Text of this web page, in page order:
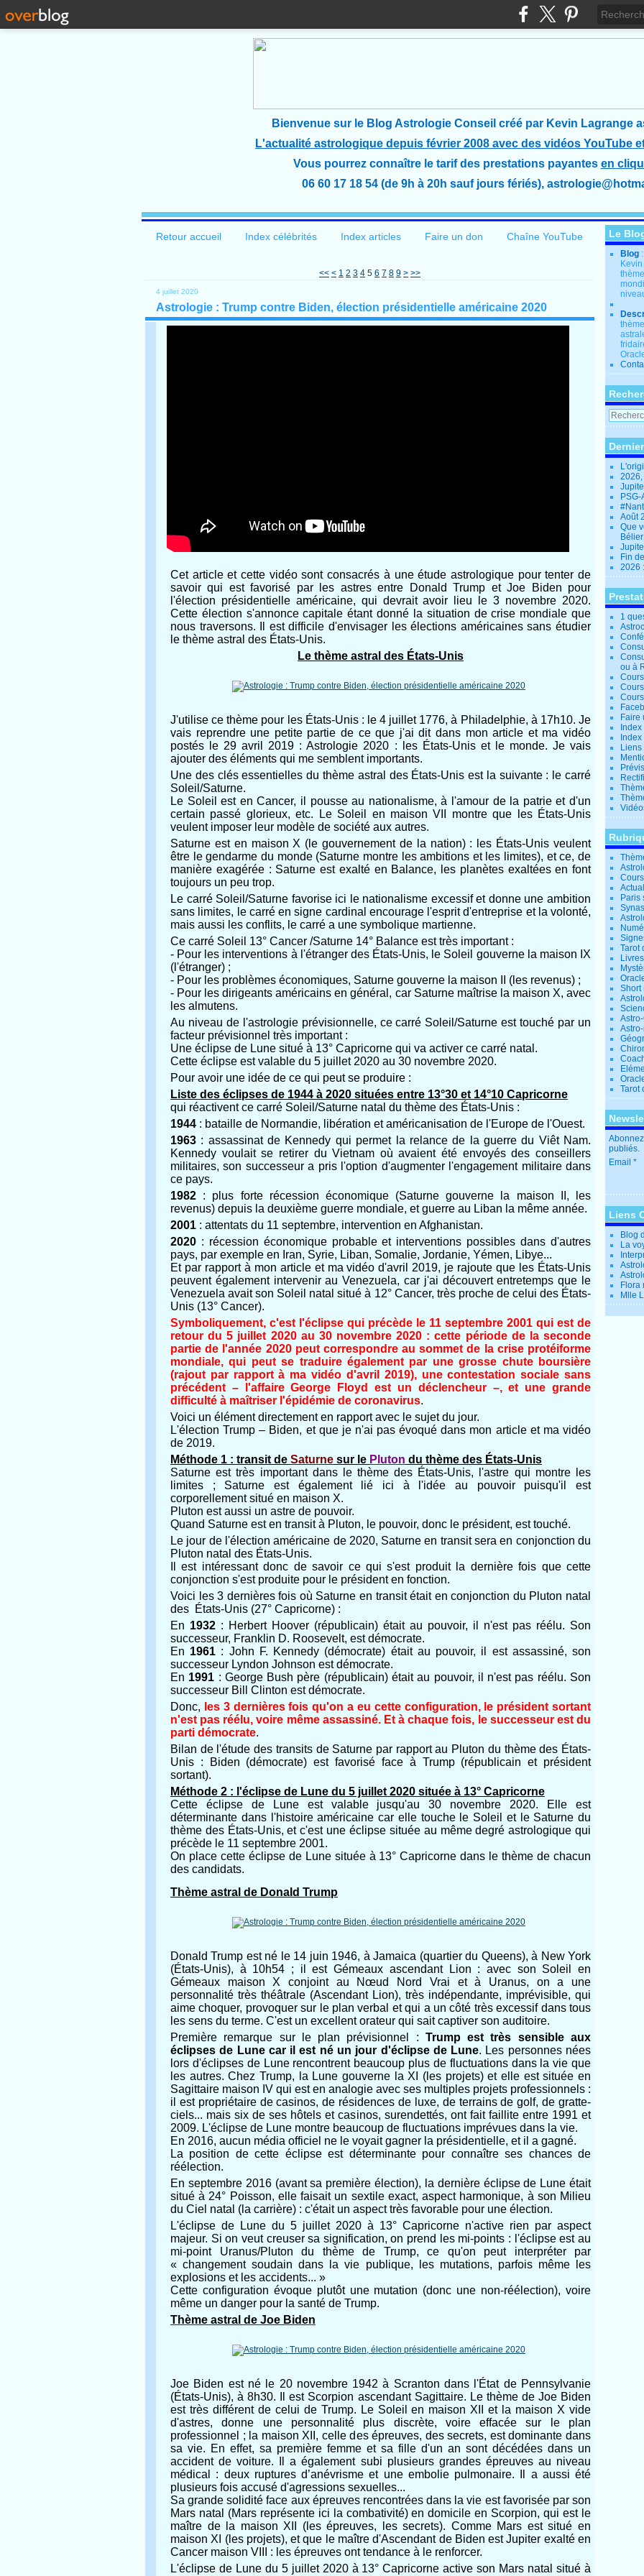
Bienvenue sur le Blog Astrologie Conseil créé par Kevin Lagrange
L'actualité astrologique depuis février 2008 avec des vidéos YouTube
Vous pourrez connaître le tarif des prestations payantes en
06 60 17 18 54 (de 9h à 20h sauf jours fériés),
Retour accueil Index célébrités Index articles Faire un don Chaîne YouTube
<< < 1 2 3 4 5 6 7 8 9 > >>
4 juillet 2020
Astrologie : Trump contre Biden, élection présidentielle américaine 2020
Cet article et cette vidéo sont consacrés à une étude astrologique pour tenter de
savoir qui est favorisé par les astres entre Donald Trump et Joe Biden pour
l'élection présidentielle américaine, qui devrait avoir lieu le 3 novembre 2020.
Cette élection s'annonce capitale étant donné la situation de crise mondiale que
nous traversons. Il est difficile d'envisager les élections américaines sans étudier
le thème astral des États-Unis.
Le thème astral des États-Unis
J'utilise ce thème pour les États-Unis : le 4 juillet 1776, à Philadelphie, à 17h10. Je
vais reprendre une petite partie de ce que j'ai dit dans mon article et ma vidéo
postés le 29 avril 2019 : Astrologie 2020 : les États-Unis et le monde. Je vais
ajouter des éléments qui me semblent importants.
Une des clés essentielles du thème astral des États-Unis est la suivante : le carré
Soleil/Saturne.
Le Soleil est en Cancer, il pousse au nationalisme, à l'amour de la patrie et d'un
certain passé glorieux, etc. Le Soleil en maison VII montre que les États-Unis
veulent imposer leur modèle de société aux autres.
Saturne est en maison X (le gouvernement de la nation) : les États-Unis veulent
être le gendarme du monde (Saturne montre les ambitions et les limites), et ce, de
manière exagérée : Saturne est exalté en Balance, les planètes exaltées en font
toujours un peu trop.
Le carré Soleil/Saturne favorise ici le nationalisme excessif et donne une ambition
sans limites, le carré en signe cardinal encourage l'esprit d'entreprise et la volonté,
mais aussi les conflits, le carré a une symbolique martienne.
Ce carré Soleil 13° Cancer /Saturne 14° Balance est très important :
- Pour les interventions à l'étranger des États-Unis, le Soleil gouverne la maison IX
(l'étranger) ;
- Pour les problèmes économiques, Saturne gouverne la maison II (les revenus) ;
- Pour les dirigeants américains en général, car Saturne maîtrise la maison X, avec
les almutens.
Au niveau de l'astrologie prévisionnelle, ce carré Soleil/Saturne est touché par un
facteur prévisionnel très important :
Une éclipse de Lune situé à 13° Capricorne qui va activer ce carré natal.
Cette éclipse est valable du 5 juillet 2020 au 30 novembre 2020.
Pour avoir une idée de ce qui peut se produire :
Liste des éclipses de 1944 à 2020 situées entre 13°30 et 14°10 Capricorne
qui réactivent ce carré Soleil/Saturne natal du thème des États-Unis :
1944 : bataille de Normandie, libération et américanisation de l'Europe de l'Ouest.
1963 : assassinat de Kennedy qui permet la relance de la guerre du Viêt Nam.
Kennedy voulait se retirer du Vietnam où avaient été envoyés des conseillers
militaires, son successeur a pris l'option d'augmenter l'engagement militaire dans
ce pays.
1982 : plus forte récession économique (Saturne gouverne la maison II, les
revenus) depuis la deuxième guerre mondiale, et guerre au Liban la même année.
2001 : attentats du 11 septembre, intervention en Afghanistan.
2020 : récession économique probable et interventions possibles dans d'autres
pays, par exemple en Iran, Syrie, Liban, Somalie, Jordanie, Yémen, Libye...
Et par rapport à mon article et ma vidéo d'avril 2019, je rajoute que les États-Unis
peuvent également intervenir au Venezuela, car j'ai découvert entretemps que le
Venezuela avait son Soleil natal situé à 12° Cancer, très proche de celui des États-
Unis (13° Cancer).
Symboliquement, c'est l'éclipse qui précède le 11 septembre 2001 qui est de
retour du 5 juillet 2020 au 30 novembre 2020 : cette période de la seconde
partie de l'année 2020 peut correspondre au sommet de la crise protéiforme
mondiale, qui peut se traduire également par une grosse chute boursière
(rajout par rapport à ma vidéo d'avril 2019), une contestation sociale sans
précédent – l'affaire George Floyd est un déclencheur –, et une grande
difficulté à maîtriser l'épidémie de coronavirus.
Voici un élément directement en rapport avec le sujet du jour.
L'élection Trump – Biden, et que je n'ai pas évoqué dans mon article et ma vidéo
de 2019.
Méthode 1 : transit de Saturne sur le Pluton du thème des États-Unis
Saturne est très important dans le thème des États-Unis, l'astre qui montre les
limites ; Saturne est également lié ici à l'idée au pouvoir puisqu'il est
corporellement situé en maison X.
Pluton est aussi un astre de pouvoir.
Quand Saturne est en transit à Pluton, le pouvoir, donc le président, est touché.
Le jour de l'élection américaine de 2020, Saturne en transit sera en conjonction du
Pluton natal des États-Unis.
Il est intéressant donc de savoir ce qui s'est produit la dernière fois que cette
conjonction s'est produite pour le président en fonction.
Voici les 3 dernières fois où Saturne en transit était en conjonction du Pluton natal
des États-Unis (27° Capricorne) :
En 1932 : Herbert Hoover (républicain) était au pouvoir, il n'est pas réélu. Son
successeur, Franklin D. Roosevelt, est démocrate.
En 1961 : John F. Kennedy (démocrate) était au pouvoir, il est assassiné, son
successeur Lyndon Johnson est démocrate.
En 1991 : George Bush père (républicain) était au pouvoir, il n'est pas réélu. Son
successeur Bill Clinton est démocrate.
Donc, les 3 dernières fois qu'on a eu cette configuration, le président sortant
n'est pas réélu, voire même assassiné. Et à chaque fois, le successeur est du
parti démocrate.
Bilan de l'étude des transits de Saturne par rapport au Pluton du thème des États-
Unis : Biden (démocrate) est favorisé face à Trump (républicain et président
sortant).
Méthode 2 : l'éclipse de Lune du 5 juillet 2020 située à 13° Capricorne
Cette éclipse de Lune est valable jusqu'au 30 novembre 2020. Elle est
déterminante dans l'histoire américaine car elle touche le Soleil et le Saturne du
thème des États-Unis, et c'est une éclipse située au même degré astrologique qui
précède le 11 septembre 2001.
On place cette éclipse de Lune située à 13° Capricorne dans le thème de chacun
des candidats.
Thème astral de Donald Trump
Donald Trump est né le 14 juin 1946, à Jamaica (quartier du Queens), à New York
(États-Unis), à 10h54 ; il est Gémeaux ascendant Lion : avec son Soleil en
Gémeaux maison X conjoint au Nœud Nord Vrai et à Uranus, on a une
personnalité très théâtrale (Ascendant Lion), très indépendante, imprévisible, qui
aime choquer, provoquer sur le plan verbal et qui a un côté très excessif dans tous
les sens du terme. C'est un excellent orateur qui sait captiver son auditoire.
Première remarque sur le plan prévisionnel : Trump est très sensible aux
éclipses de Lune car il est né un jour d'éclipse de Lune. Les personnes nées
lors d'éclipses de Lune rencontrent beaucoup plus de fluctuations dans la vie que
les autres. Chez Trump, la Lune gouverne la XI (les projets) et elle est située en
Sagittaire maison IV qui est en analogie avec ses multiples projets professionnels :
il est propriétaire de casinos, de résidences de luxe, de terrains de golf, de gratte-
ciels... mais six de ses hôtels et casinos, surendettés, ont fait faillite entre 1991 et
2009. L'éclipse de Lune montre beaucoup de fluctuations imprévues dans la vie.
En 2016, aucun média officiel ne le voyait gagner la présidentielle, et il a gagné.
La position de cette éclipse est déterminante pour connaître ses chances de
réélection.
En septembre 2016 (avant sa première élection), la dernière éclipse de Lune était
situé à 24° Poisson, elle faisait un sextile exact, aspect harmonique, à son Milieu
du Ciel natal (la carrière) : c'était un aspect très favorable pour une élection.
L'éclipse de Lune du 5 juillet 2020 à 13° Capricorne n'active rien par aspect
majeur. Si on veut creuser sa signification, on prend les mi-points : l'éclipse est au
mi-point Uranus/Pluton du thème de Trump, ce qu'on peut interpréter par
« changement soudain dans la vie publique, les mutations, parfois même les
explosions et les accidents... »
Cette configuration évoque plutôt une mutation (donc une non-réélection), voire
même un danger pour la santé de Trump.
Thème astral de Joe Biden
Joe Biden est né le 20 novembre 1942 à Scranton dans l'État de Pennsylvanie
(États-Unis), à 8h30. Il est Scorpion ascendant Sagittaire. Le thème de Joe Biden
est très différent de celui de Trump. Le Soleil en maison XII et la maison X vide
d'astres, donne une personnalité plus discrète, voire effacée sur le plan
professionnel ; la maison XII, celle des épreuves, des secrets, est dominante dans
sa vie. En effet, sa première femme et sa fille d'un an sont décédées dans un
accident de voiture. Il a également subi plusieurs grandes épreuves au niveau
médical : deux ruptures d’anévrisme et une embolie pulmonaire. Il a aussi été
plusieurs fois accusé d'agressions sexuelles...
Sa grande solidité face aux épreuves rencontrées dans la vie est favorisée par son
Mars natal (Mars représente ici la combativité) en domicile en Scorpion, qui est le
maître de la maison XII (les épreuves, les secrets). Comme Mars est situé en
maison XI (les projets), et que le maître d'Ascendant de Biden est Jupiter exalté en
Cancer maison VIII : les épreuves ont tendance à le renforcer.
L'éclipse de Lune du 5 juillet 2020 à 13° Capricorne active son Mars natal situé à
Le
Blog
Août
Que
Fin
2026
1
ou à
Faire
Liens
Paris
Tarot
Short
Tarot
publiés.
Email
Liens
Blog
La
Flora
Mlle